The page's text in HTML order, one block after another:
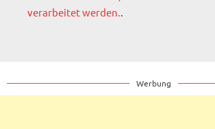
verarbeitet werden..
Werbung